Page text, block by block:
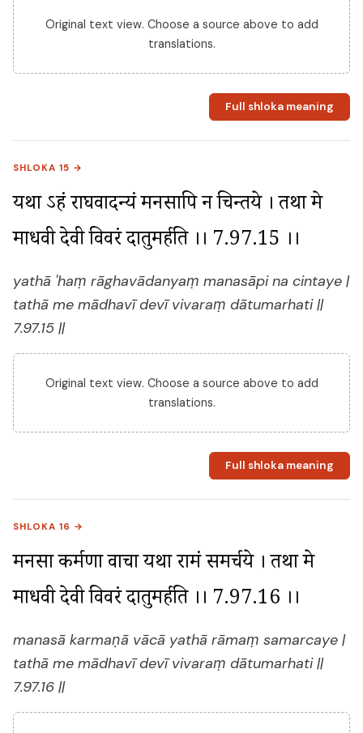
Original text view. Choose a source above to add
translations.
Full shloka meaning
SHLOKA 15 →
यथा ऽहं राघवादन्यं मनसापि न चिन्तये । तथा मे
माधवी देवी विवरं दातुमर्हति ।। 7.97.15 ।।
yathā 'haṃ rāghavādanyaṃ manasāpi na cintaye |
tathā me mādhavī devī vivaraṃ dātumarhati ||
7.97.15 ||
Original text view. Choose a source above to add
translations.
Full shloka meaning
SHLOKA 16 →
मनसा कर्मणा वाचा यथा रामं समर्चये । तथा मे
माधवी देवी विवरं दातुमर्हति ।। 7.97.16 ।।
manasā karmaṇā vācā yathā rāmaṃ samarcaye |
tathā me mādhavī devī vivaraṃ dātumarhati ||
7.97.16 ||